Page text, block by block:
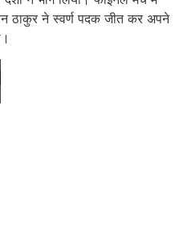
ठाकुर ने स्वर्ण पदक जीत कर अपने